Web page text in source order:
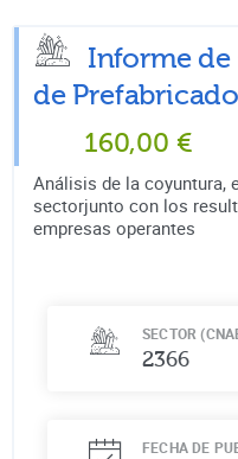
Informe de
de
160,00 €
Análisis de la coyuntura,
sectorjunto con los
empresas operantes
SECTOR
2366
FECHA DE